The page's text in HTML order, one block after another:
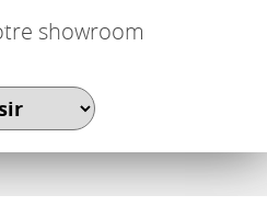
showroom